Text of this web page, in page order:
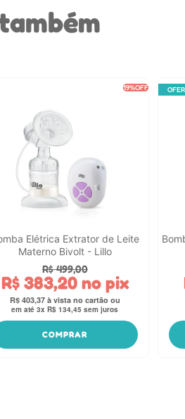
19%OFF
Elétrica Extrator de Leite
Materno Bivolt - Lillo
R$ 499,00
R$ 383,20no pix
R$ 403,37
em até3xR$ 134,45 sem juros
COMPRAR